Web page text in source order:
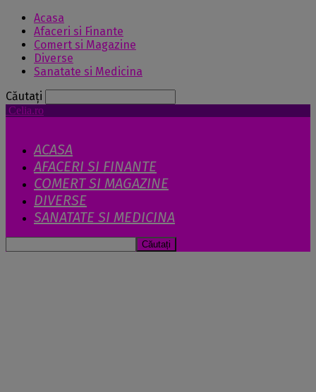
Acasa
Afaceri si Finante
Comert si Magazine
Diverse
Sanatate si Medicina
Căutați
Celia.ro
ACASA
AFACERI SI FINANTE
COMERT SI MAGAZINE
DIVERSE
SANATATE SI MEDICINA